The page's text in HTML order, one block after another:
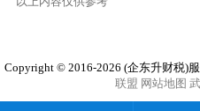
Copyright © 2016-2026 (企东升财税)
联盟 网站地图